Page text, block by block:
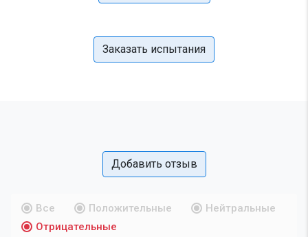
Заказать испытания
Добавить отзыв
Все Положительные
Нейтральные
Отрицательные